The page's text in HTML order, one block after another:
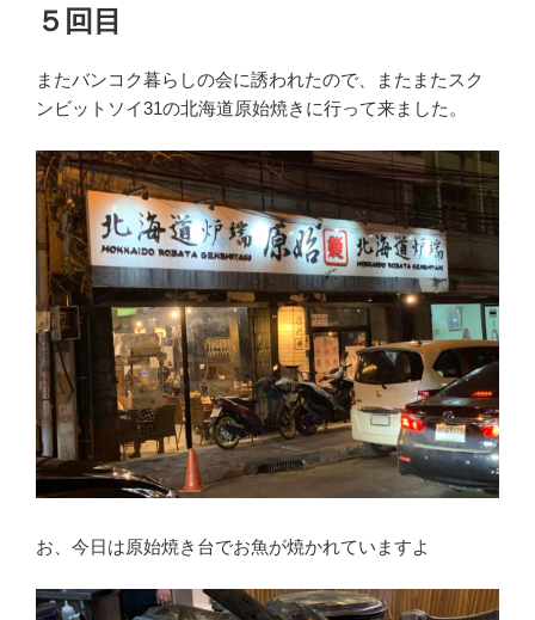
５回目
またバンコク暮らしの会に誘われたので、またまたスク
ンビットソイ31の北海道原始焼きに行って来ました。
お、今日は原始焼き台でお魚が焼かれていますよ